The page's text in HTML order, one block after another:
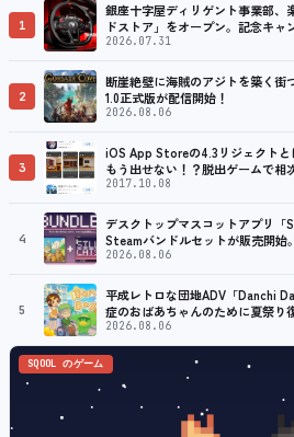
1
銀座十字屋ディリゲント事業部
ドストア」をオープン。記念キャ
ング／フライトシム向けコントロ
2026.07.31
2
断崖絶壁に海賊のアジトを築く街
1.0正式版が配信開始！
2026.08.06
3
iOS App Storeの4.3リジェクト
もう出せない！？脱出ゲームで相
2017.10.08
4
デスクトップマスコットアプリ
Steamバンドルセットが販売開始
2026.08.06
5
平成レトロな団地ADV「Danchi
症のおばあちゃんのために夏祭り
2026.08.06
SQOOL のゲーム